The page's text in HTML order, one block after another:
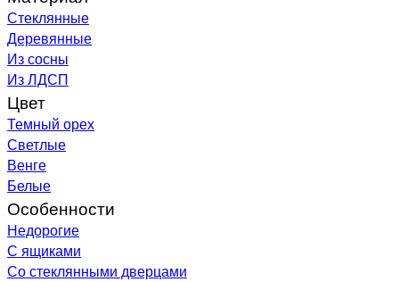
Стеклянные
Деревянные
Из сосны
Из ЛДСП
Цвет
Темный орех
Светлые
Венге
Белые
Особенности
Недорогие
С ящиками
Со стеклянными дверцами